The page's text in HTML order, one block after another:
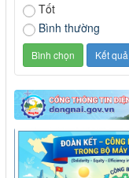
Tốt
Bình thường